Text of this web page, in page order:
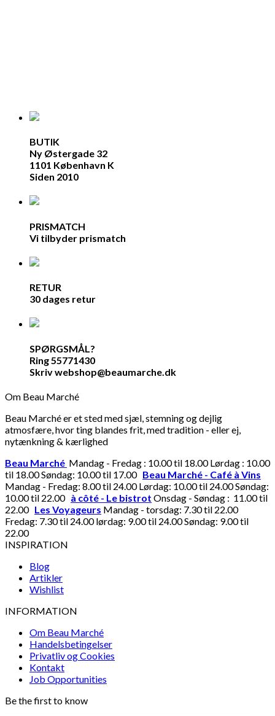
BUTIK
Ny Østergade 32
1101 København K
Siden 2010
PRISMATCH
Vi tilbyder prismatch
RETUR
30 dages retur
SPØRGSMÅL?
Ring 55771430
Skriv webshop@beaumarche.dk
Om Beau Marché
Beau Marché er et sted med sjæl, stemning og dejlig
atmosfære, hvor ting blandes frit, med tradition - eller ej,
nytænkning & kærlighed
Beau Marché Mandag - Fredag : 10.00 til 18.00 Lørdag : 10.00
til 18.00 Søndag: 10.00 til 17.00 Beau Marché - Café à Vins
Mandag - Fredag: 8.00 til 24.00 Lørdag: 10.00 til 24.00 Søndag:
10.00 til 22.00 à côté - Le bistrot Onsdag - Søndag : 11.00 til
22.00 Les Voyageurs Mandag - torsdag: 7.30 til 22.00
Fredag: 7.30 til 24.00 lørdag: 9.00 til 24.00 Søndag: 9.00 til
22.00
INSPIRATION
Blog
Artikler
Wishlist
INFORMATION
Om Beau Marché
Handelsbetingelser
Privatliv og Cookies
Kontakt
Job Opportunities
Be the first to know